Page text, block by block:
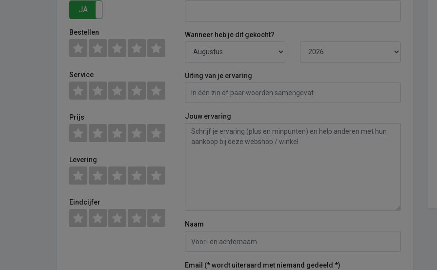
JA
Bestellen
Service
Prijs
Levering
Eindcijfer
Wanneer heb je dit gekocht?
Uiting van je ervaring
Jouw ervaring
Naam
Email (* wordt uiteraard met niemand gedeeld *)